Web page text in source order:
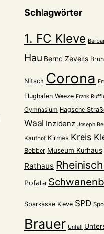
Schlagwörter
1. FC Kleve
Hau Bernd Zevens
Nitsch Corona
Flughafen Weeze Frank
Gymnasium Hagsche
Waal Inzidenz Joseph
Kaufhof Kirmes Kreis
Bebber Museum Kurhaus
Rathaus
Pofalla
Sparkasse Kleve SPD
Brauer Unfall